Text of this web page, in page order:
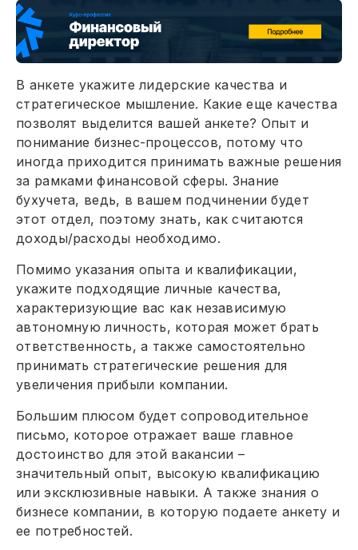
В анкете укажите лидерские качества и
стратегическое мышление. Какие еще качества
позволят выделится вашей анкете? Опыт и
понимание бизнес-процессов, потому что
иногда приходится принимать важные решения
за рамками финансовой сферы. Знание
бухучета, ведь, в вашем подчинении будет
этот отдел, поэтому знать, как считаются
доходы/расходы необходимо.
Помимо указания опыта и квалификации,
укажите подходящие личные качества,
характеризующие вас как независимую
автономную личность, которая может брать
ответственность, а также самостоятельно
принимать стратегические решения для
увеличения прибыли компании.
Большим плюсом будет сопроводительное
письмо, которое отражает ваше главное
достоинство для этой вакансии –
значительный опыт, высокую квалификацию
или эксклюзивные навыки. А также знания о
бизнесе компании, в которую подаете анкету и
ее потребностей.